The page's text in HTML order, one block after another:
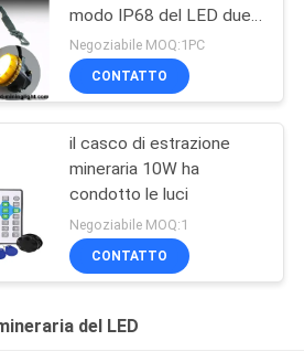
modo IP68 del LED due
con la luce di
avvertimento, 28000lux
Superbright
Negoziabile MOQ:1PC
CONTATTO
il casco di estrazione
mineraria 10W ha
condotto le luci
Negoziabile MOQ:1
CONTATTO
del LED